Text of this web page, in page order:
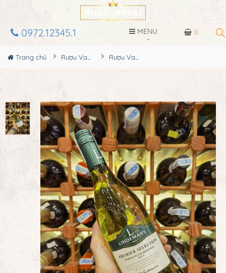
0
0972.12345.1 MENU
Trang chủ Rượu Vang Rượu Vang Lindeman's Premier Selection Semillon Chardonnay